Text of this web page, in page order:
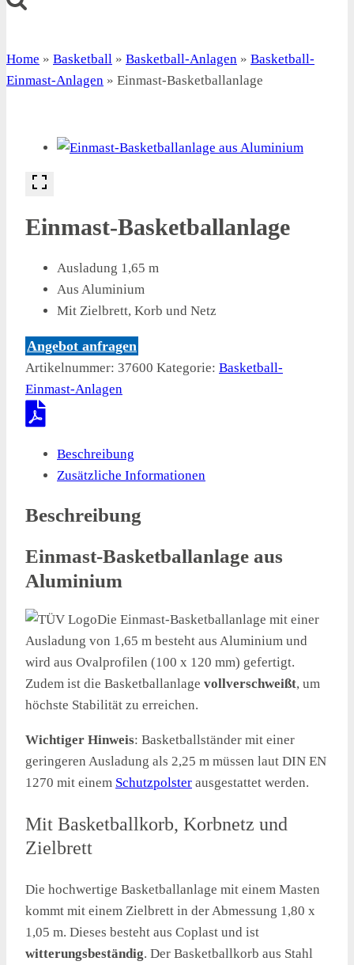
Home » Basketball » Basketball-Anlagen » Basketball-
Einmast-Anlagen » Einmast-Basketballanlage
Einmast-Basketballanlage
Ausladung 1,65 m
Aus Aluminium
Mit Zielbrett, Korb und Netz
Angebot anfragen
Artikelnummer: 37600 Kategorie: Basketball-
Einmast-Anlagen
Beschreibung
Zusätzliche Informationen
Beschreibung
Einmast-Basketballanlage aus
Aluminium
Die Einmast-Basketballanlage mit einer
Ausladung von 1,65 m besteht aus Aluminium und
wird aus Ovalprofilen (100 x 120 mm) gefertigt.
Zudem ist die Basketballanlage vollverschweißt, um
höchste Stabilität zu erreichen.
Wichtiger Hinweis: Basketballständer mit einer
geringeren Ausladung als 2,25 m müssen laut DIN EN
1270 mit einem Schutzpolster ausgestattet werden.
Mit Basketballkorb, Korbnetz und
Zielbrett
Die hochwertige Basketballanlage mit einem Masten
kommt mit einem Zielbrett in der Abmessung 1,80 x
1,05 m. Dieses besteht aus Coplast und ist
witterungsbeständig. Der Basketballkorb aus Stahl